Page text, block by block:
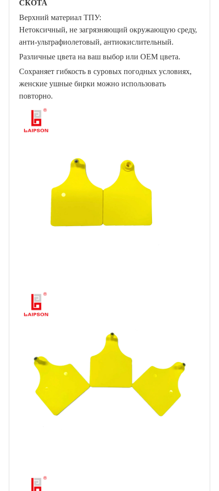
СКОТА
Верхний материал ТПУ:
Нетоксичный, не загрязняющий окружающую среду,
анти-ультрафиолетовый, антиокислительный.
Различные цвета на ваш выбор или ОЕМ цвета.
Сохраняет гибкость в суровых погодных условиях,
женские ушные бирки можно использовать
повторно.